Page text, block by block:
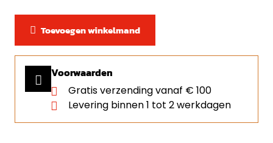
Toevoegen winkelmand
Voorwaarden
Gratis verzending vanaf € 100
Levering binnen 1 tot 2 werkdagen